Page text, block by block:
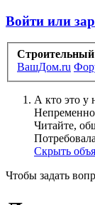
Войти или
ВашДом.ru
А кто это у
Читайте,
Скрыть
Чтобы задать